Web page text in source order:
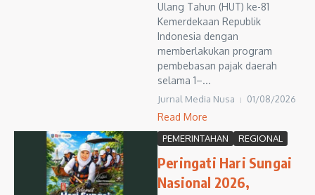
Ulang Tahun (HUT) ke-81
Kemerdekaan Republik
Indonesia dengan
memberlakukan program
pembebasan pajak daerah
selama 1–...
Jurnal Media Nusa 01/08/2026
Read More
PEMERINTAHAN REGIONAL
Peringati Hari Sungai
Nasional 2026,